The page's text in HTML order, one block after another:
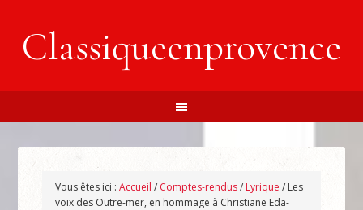
Classiqueenprovence
Vous êtes ici :Accueil / Comptes-rendus/ Lyrique / Les
voix des Outre-mer, en hommage à Christiane Eda-